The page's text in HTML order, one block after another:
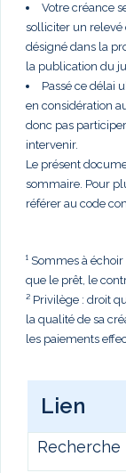
Votre créance
solliciter un
désigné dans la
la publication du
Passé ce délai
en considération
donc pas
intervenir.
Le présent
sommaire. Pour
référer au code
¹ Sommes à
que le prêt, le
² Privilège : droit
la qualité de sa
les paiements
Lien
Recherche